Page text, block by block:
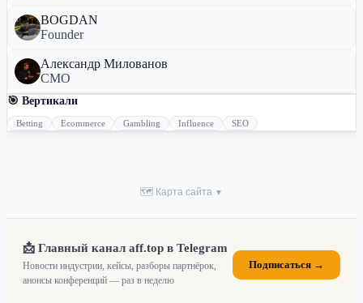
BOGDAN
Founder
Александр Милованов
CMO
🎯 Вертикали
Betting Ecommerce Gambling Influence SEO
🗺 Карта сайта ▼
📩 Главный канал aff.top в Telegram
Новости индустрии, кейсы, разборы партнёрок,
анонсы конференций — раз в неделю
Подписаться →